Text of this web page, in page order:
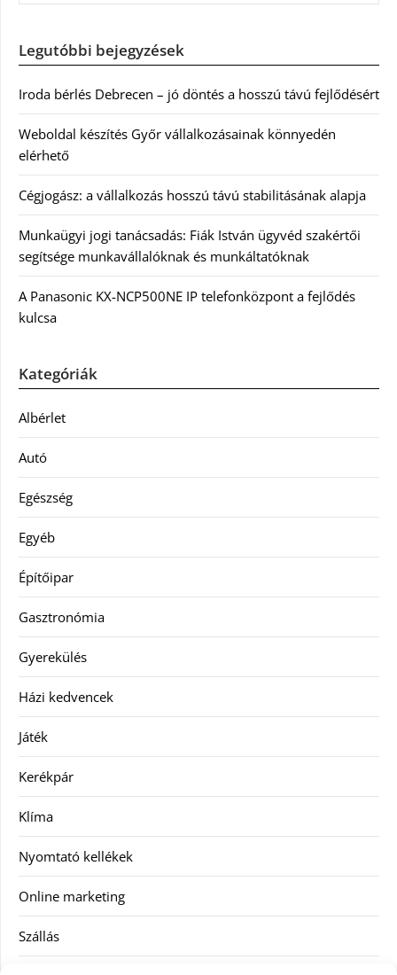
Legutóbbi bejegyzések
Iroda bérlés Debrecen – jó döntés a hosszú távú fejlődésért
Weboldal készítés Győr vállalkozásainak könnyedén
elérhető
Cégjogász: a vállalkozás hosszú távú stabilitásának alapja
Munkaügyi jogi tanácsadás: Fiák István ügyvéd szakértői
segítsége munkavállalóknak és munkáltatóknak
A Panasonic KX-NCP500NE IP telefonközpont a fejlődés
kulcsa
Kategóriák
Albérlet
Autó
Egészség
Egyéb
Építőipar
Gasztronómia
Gyerekülés
Házi kedvencek
Játék
Kerékpár
Klíma
Nyomtató kellékek
Online marketing
Szállás